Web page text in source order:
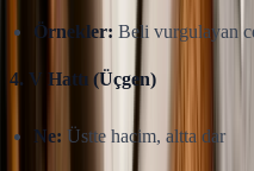
Örnekler: Beli vurgulayan
4. V Hattı (Üçgen)
Ne: Üstte hacim, altta dar